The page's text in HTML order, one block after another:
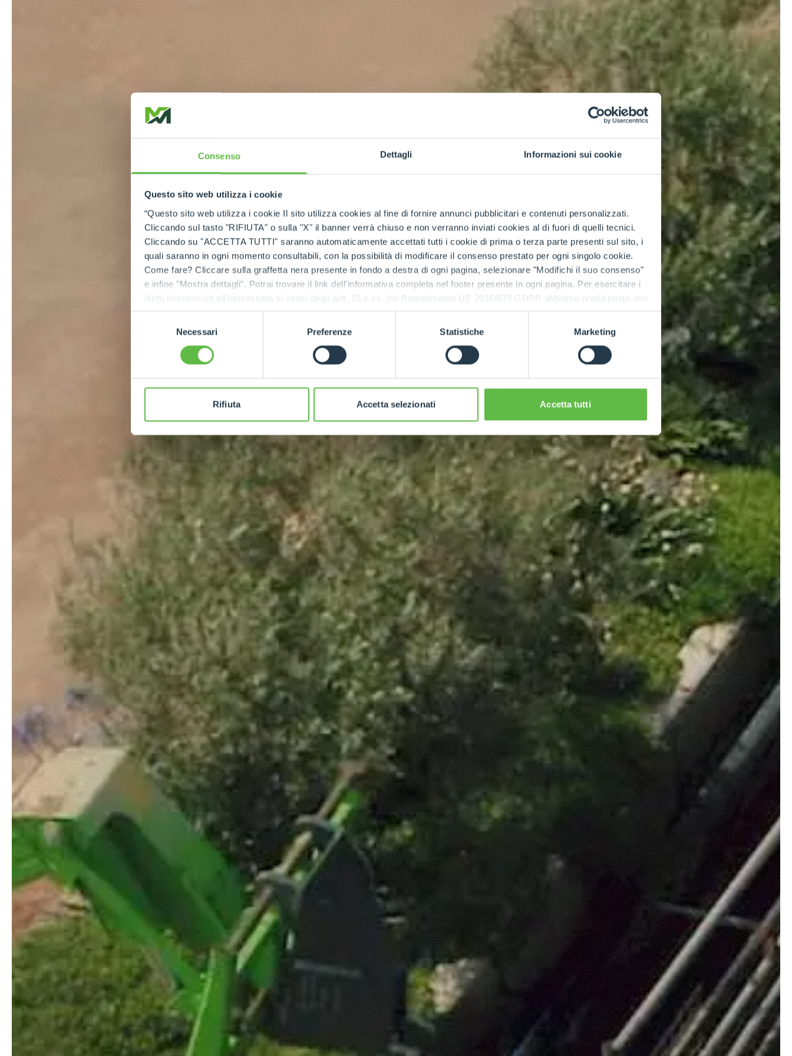
Consenso Dettagli Informazioni sui cookie
Questo sito web utilizza i cookie
“Questo sito web utilizza i cookie Il sito utilizza cookies al fine di fornire annunci pubblicitari e contenuti personalizzati.
Cliccando sul tasto "RIFIUTA" o sulla "X" il banner verrà chiuso e non verranno inviati cookies al di fuori di quelli tecnici.
Cliccando su "ACCETTA TUTTI" saranno automaticamente accettati tutti i cookie di prima o terza parte presenti sul sito, i
quali saranno in ogni momento consultabili, con la possibilità di modificare il consenso prestato per ogni singolo cookie.
Come fare? Cliccare sulla graffetta nera presente in fondo a destra di ogni pagina, selezionare "Modifichi il suo consenso"
e infine "Mostra dettagli". Potrai trovare il link dell'informativa completa nel footer presente in ogni pagina. Per esercitare i
diritti riconosciuti all'interessato ai sensi degli artt. 15 e ss. del Regolamento UE 2016/679 GDPR abbiamo predisposto una
apposita procedura.
Necessari Preferenze Statistiche Marketing
Rifiuta Accetta selezionati Accetta tutti